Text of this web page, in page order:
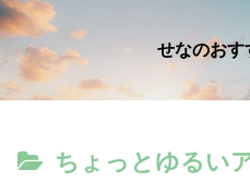
せなのおす
ちょっとゆるい